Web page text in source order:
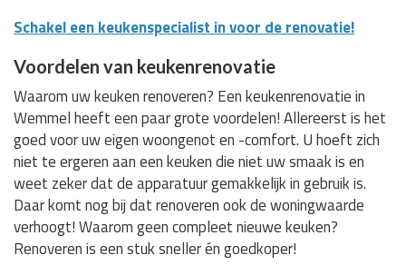
Schakel een keukenspecialist in voor de renovatie!
Voordelen van keukenrenovatie
Waarom uw keuken renoveren? Een keukenrenovatie in
Wemmel heeft een paar grote voordelen! Allereerst is het
goed voor uw eigen woongenot en -comfort. U hoeft zich
niet te ergeren aan een keuken die niet uw smaak is en
weet zeker dat de apparatuur gemakkelijk in gebruik is.
Daar komt nog bij dat renoveren ook de woningwaarde
verhoogt! Waarom geen compleet nieuwe keuken?
Renoveren is een stuk sneller én goedkoper!